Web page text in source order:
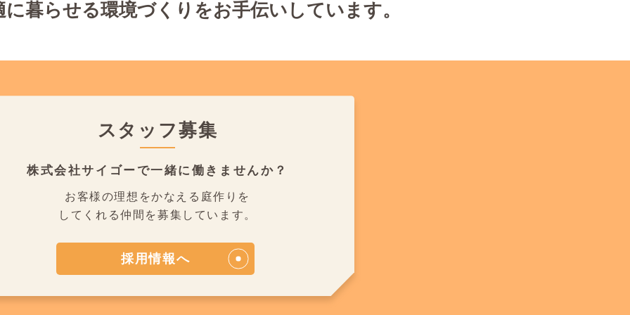
に暮らせる環境づくりをお手伝いしています。
スタッフ募集
株式会社サイゴーで一緒に働きませんか？
お客様の理想をかなえる庭作りを
してくれる仲間を募集しています。
採用情報へ